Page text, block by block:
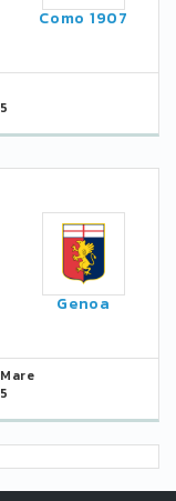
Como 1907
Genoa